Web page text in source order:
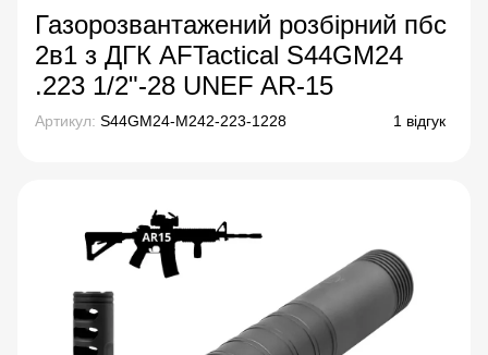
Газорозвантажений розбірний пбс
2в1 з ДГК AFTactical S44GM24
.223 1/2"-28 UNEF AR-15
Артикул: S44GM24-M242-223-1228 1 відгук